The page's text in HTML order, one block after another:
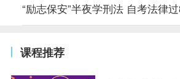
“励志保安”半夜学刑法 自考法律
课程推荐